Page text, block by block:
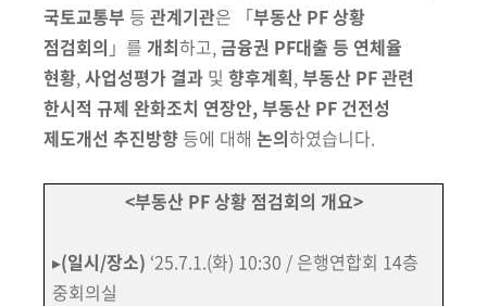
국토교통부 등 관계기관은 「부동산 PF 상황
점검회의 」를 개최하고,금융권 PF대출 등 연체율
현황,사업성평가 결과 및 향후계획,부동산 PF 관련
한시적 규제 완화조치 연장안, 부동산 PF 건전성
제도개선 추진방향 등에 대해 논의하였습니다.
<부동산 PF 상황 점검회의 개요>
▸(일시/장소) ‘25.7.1.(화) 10:30 / 은행연합회 14층
중회의실